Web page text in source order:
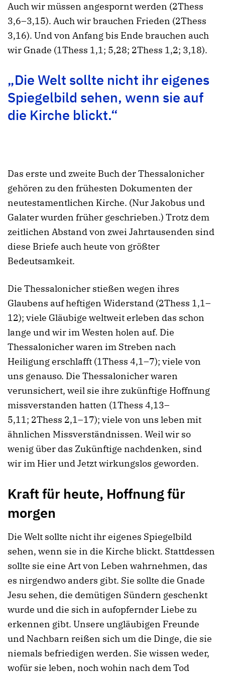
Auch wir müssen angespornt werden (2Thess
3,6–3,15). Auch wir brauchen Frieden (2Thess
3,16). Und von Anfang bis Ende brauchen auch
wir Gnade (1Thess 1,1; 5,28; 2Thess 1,2; 3,18).
„Die Welt sollte nicht ihr eigenes
Spiegelbild sehen, wenn sie auf
die Kirche blickt.“
Das erste und zweite Buch der Thessalonicher
gehören zu den frühesten Dokumenten der
neutestamentlichen Kirche. (Nur Jakobus und
Galater wurden früher geschrieben.) Trotz dem
zeitlichen Abstand von zwei Jahrtausenden sind
diese Briefe auch heute von größter
Bedeutsamkeit.
Die Thessalonicher stießen wegen ihres
Glaubens auf heftigen Widerstand (2Thess 1,1–
12); viele Gläubige weltweit erleben das schon
lange und wir im Westen holen auf. Die
Thessalonicher waren im Streben nach
Heiligung erschlafft (1Thess 4,1–7); viele von
uns genauso. Die Thessalonicher waren
verunsichert, weil sie ihre zukünftige Hoffnung
missverstanden hatten (1Thess 4,13–
5,11; 2Thess 2,1–17); viele von uns leben mit
ähnlichen Missverständnissen. Weil wir so
wenig über das Zukünftige nachdenken, sind
wir im Hier und Jetzt wirkungslos geworden.
Kraftfür heute, Hoffnung für
morgen
Die Welt sollte nicht ihr eigenes Spiegelbild
sehen, wenn sie in die Kirche blickt. Stattdessen
sollte sie eine Art von Leben wahrnehmen, das
es nirgendwo anders gibt. Sie sollte die Gnade
Jesu sehen, die demütigen Sündern geschenkt
wurde und die sich in aufopfernder Liebe zu
erkennen gibt. Unsere ungläubigen Freunde
und Nachbarn reißen sich um die Dinge, die sie
niemals befriedigen werden. Sie wissen weder,
wofür sie leben, noch wohin nach dem Tod